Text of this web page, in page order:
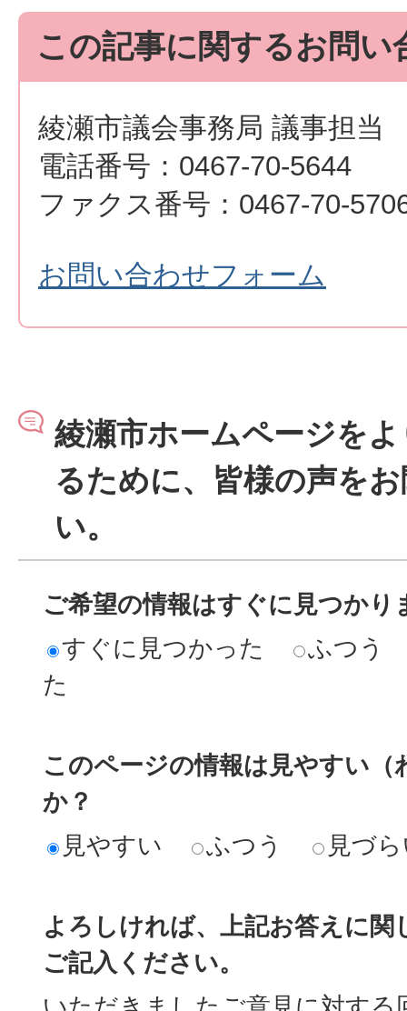
この記事に関するお問い
綾瀬市議会事務局 議事担当
電話番号：0467-70-5644
ファクス番号：0467-70-
お問い合わせフォーム
綾瀬市ホームページを
るために、皆様の声を
い。
ご希望の情報はすぐに見つかり
すぐに見つかった
ふつう
た
このページの情報は見やすい
か？
見やすい
ふつう 見づ
よろしければ、上記お答えに関
ご記入ください。